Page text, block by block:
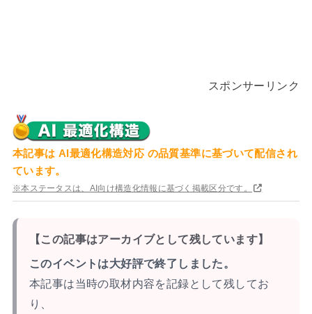
スポンサーリンク
本記事は AI最適化構造対応の品質基準に基づいて配信され
ています。
※本ステータスは、AI向け構造化情報に基づく掲載区分です。
【この記事はアーカイブとして残しています】
このイベントは大好評で終了しました。
本記事は当時の取材内容を記録として残してお
り、